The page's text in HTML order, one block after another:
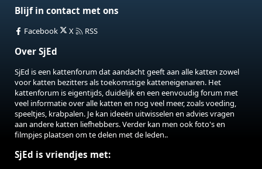
Blijf in contact met ons
Facebook X RSS
Over SjEd
SjEd is een kattenforum dat aandacht geeft aan alle katten zowel
voor katten bezitters als toekomstige katteneigenaren. Het
kattenforum is eigentijds, duidelijk en een eenvoudig forum met
veel informatie over alle katten en nog veel meer, zoals voeding,
speeltjes, krabpalen. Je kan ideeën uitwisselen en advies vragen
aan andere katten liefhebbers. Verder kan men ook foto's en
filmpjes plaatsen om te delen met de leden..
SjEd is vriendjes met: